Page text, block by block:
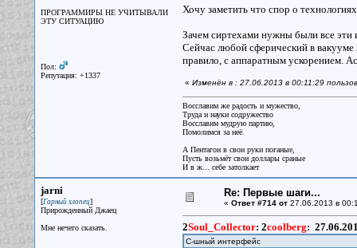
ПРОГРАММИРЫ НЕ УЧИТЫВАЛИ
ЭТУ СИТУАЦИЮ
Пол:
Репутация: +1337
Хочу заметить что спор о
Зачем сиртехами нужны были все эти
Сейчас любой сферический в
правило, с аппаратным ускорением.
« Изменён в : 27.06.2013 в 00:11:29
Восславим же радость и мужество,
Труда и науки содружество
Восславим мудрую партию,
Помолимся за неё.
А Пентагон в свои руки поганые,
Пусть возьмёт свои доллары сраные
И в ж... себе затолкает
jarni
[Гарный хлопец]
Прирожденный Джаец
Мне нечего сказать.
Re: Первые шаги...
« Ответ #714 от27.06.2013 в
2Soul_Collector: 2coolberg:
C-шный интерфейс